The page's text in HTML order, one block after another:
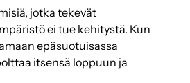
jotka tekevät
ei tue kehitystä. Kun
epäsuotuisassa
itsensä loppuun ja